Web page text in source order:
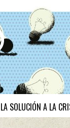
SOLUCIÓN A LA